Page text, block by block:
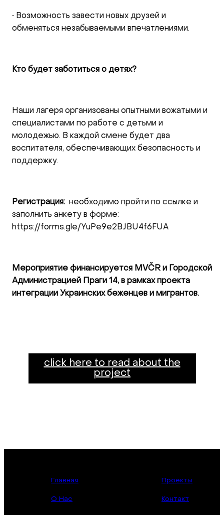
• Возможность завести новых друзей и
обменяться незабываемыми впечатлениями.
Кто будет заботиться о детях?
Наши лагеря организованы опытными вожатыми и
специалистами по работе с детьми и
молодежью. В каждой смене будет два
воспитателя, обеспечивающих безопасность и
поддержку.
Регистрация: необходимо пройти по ссылке и
заполнить анкету в форме:
https://forms.gle/YuPe9e2BJBU4f6FUA
Мероприятие финансируется MVČR и Городской
Администрацией Праги 14, в рамках проекта
интеграции Украинских беженцев и мигрантов.
click here to read about the
project
Главная
О Нас
Проекты
Контакт